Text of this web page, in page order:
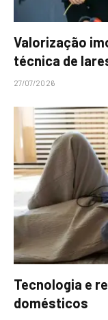
Valorização
técnica de
27/07/2026
Tecnologia e
domésticos